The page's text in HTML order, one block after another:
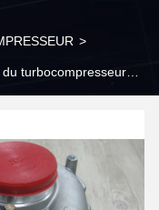
>
turbocompresseur